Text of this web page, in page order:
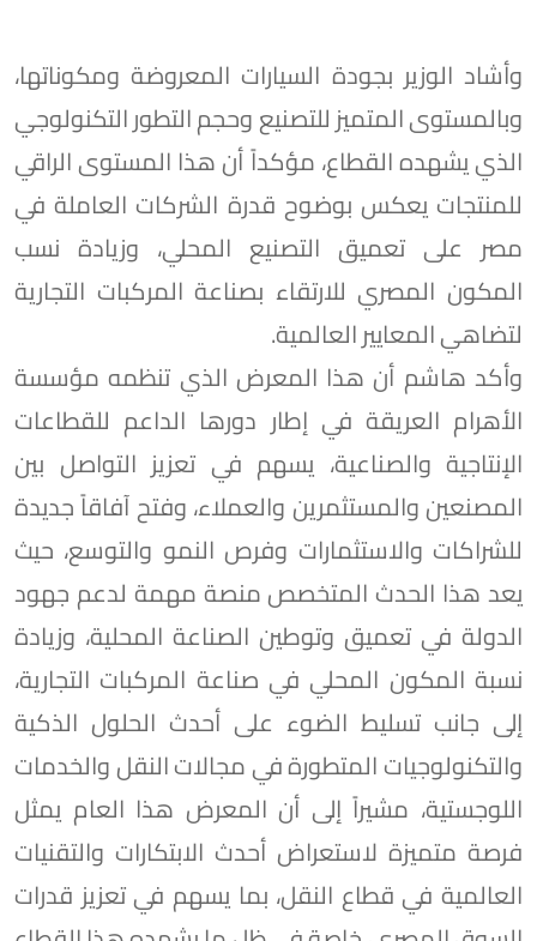
وأشاد الوزير بجودة السيارات المعروضة ومكوناتها،
وبالمستوى المتميز للتصنيع وحجم التطور التكنولوجي
الذي يشهده القطاع، مؤكداً أن هذا المستوى الراقي
للمنتجات يعكس بوضوح قدرة الشركات العاملة في
مصر على تعميق التصنيع المحلي، وزيادة نسب
المكون المصري للارتقاء بصناعة المركبات التجارية
لتضاهي المعايير العالمية.
وأكد هاشم أن هذا المعرض الذي تنظمه مؤسسة
الأهرام العريقة في إطار دورها الداعم للقطاعات
الإنتاجية والصناعية، يسهم في تعزيز التواصل بين
المصنعين والمستثمرين والعملاء، وفتح آفاقاً جديدة
للشراكات والاستثمارات وفرص النمو والتوسع، حيث
يعد هذا الحدث المتخصص منصة مهمة لدعم جهود
الدولة في تعميق وتوطين الصناعة المحلية، وزيادة
نسبة المكون المحلي في صناعة المركبات التجارية،
إلى جانب تسليط الضوء على أحدث الحلول الذكية
والتكنولوجيات المتطورة في مجالات النقل والخدمات
اللوجستية، مشيراً إلى أن المعرض هذا العام يمثل
فرصة متميزة لاستعراض أحدث الابتكارات والتقنيات
العالمية في قطاع النقل، بما يسهم في تعزيز قدرات